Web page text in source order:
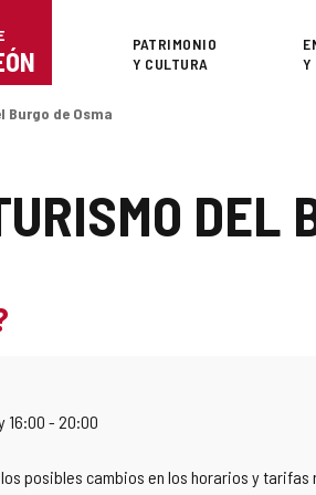
Superior
PATRIMONIO
Y CULTURA
Y
Burgo de Osma
DEL
16:00 - 20:00
posibles cambios en los horarios y